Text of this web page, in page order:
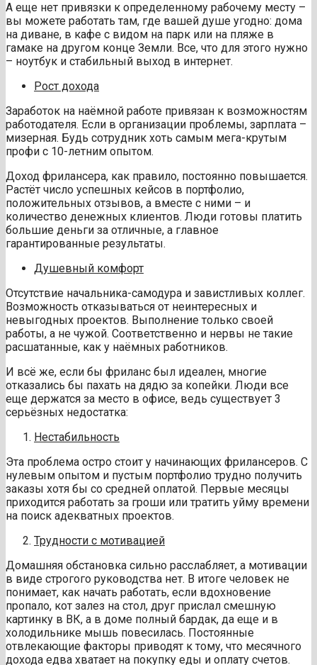
А еще нет привязки к определенному рабочему месту –
вы можете работать там, где вашей душе угодно: дома
на диване, в кафе с видом на парк или на пляже в
гамаке на другом конце Земли. Все, что для этого нужно
– ноутбук и стабильный выход в интернет.
Рост дохода
Заработок на наёмной работе привязан к возможностям
работодателя. Если в организации проблемы, зарплата –
мизерная. Будь сотрудник хоть самым мега-крутым
профи с 10-летним опытом.
Доход фрилансера, как правило, постоянно повышается.
Растёт число успешных кейсов в портфолио,
положительных отзывов, а вместе с ними – и
количество денежных клиентов. Люди готовы платить
большие деньги за отличные, а главное
гарантированные результаты.
Душевный комфорт
Отсутствие начальника-самодура и завистливых коллег.
Возможность отказываться от неинтересных и
невыгодных проектов. Выполнение только своей
работы, а не чужой. Соответственно и нервы не такие
расшатанные, как у наёмных работников.
И всё же, если бы фриланс был идеален, многие
отказались бы пахать на дядю за копейки. Люди все
еще держатся за место в офисе, ведь существует 3
серьёзных недостатка:
Нестабильность
Эта проблема остро стоит у начинающих фрилансеров. С
нулевым опытом и пустым портфолио трудно получить
заказы хотя бы со средней оплатой. Первые месяцы
приходится работать за гроши или тратить уйму времени
на поиск адекватных проектов.
Трудности с мотивацией
Домашняя обстановка сильно расслабляет, а мотивации
в виде строгого руководства нет. В итоге человек не
понимает, как начать работать, если вдохновение
пропало, кот залез на стол, друг прислал смешную
картинку в ВК, а в доме полный бардак, да еще и в
холодильнике мышь повесилась. Постоянные
отвлекающие факторы приводят к тому, что месячного
дохода едва хватает на покупку еды и оплату счетов.